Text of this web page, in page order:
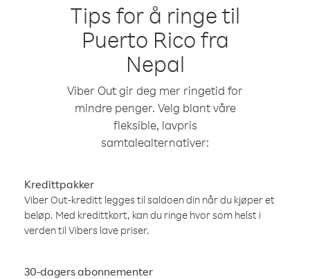
Tips for å ringe til
Puerto Rico fra
Nepal
Viber Out gir deg mer ringetid for
mindre penger. Velg blant våre
fleksible, lavpris
samtalealternativer:
Kredittpakker
Viber Out-kreditt legges til saldoen din når du kjøper et
beløp. Med kredittkort, kan du ringe hvor som helst i
verden til Vibers lave priser.
30-dagers abonnementer